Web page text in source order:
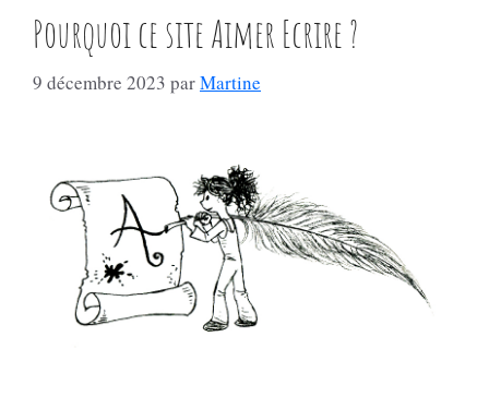
Pourquoi ce site Aimer Ecrire ?
9 décembre 2023 parMartine